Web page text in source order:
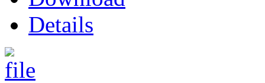
Details